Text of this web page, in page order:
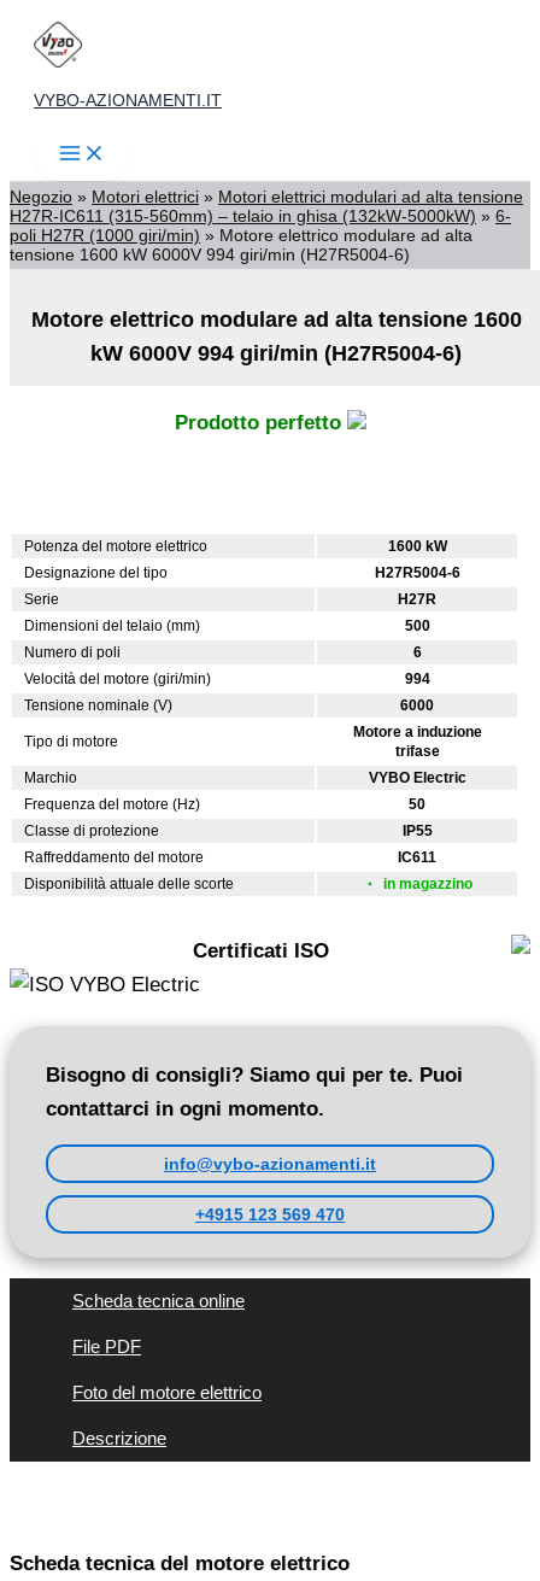
contenuto
VYBO-AZIONAMENTI.IT
Negozio » Motori elettrici » Motori elettrici modulari ad alta tensione
H27R-IC611 (315-560mm) – telaio in ghisa (132kW-5000kW) » 6-
poli H27R (1000 giri/min) » Motore elettrico modulare ad alta
tensione 1600 kW 6000V 994 giri/min (H27R5004-6)
Motore elettrico modulare ad alta tensione 1600
kW 6000V 994 giri/min (H27R5004-6)
Prodotto perfetto
Potenza del motore elettrico
1600 kW
Designazione del tipo
H27R5004-6
Serie
H27R
Dimensioni del telaio (mm)
500
Numero di poli
6
Velocità del motore (giri/min)
994
Tensione nominale (V)
6000
Tipo di motore
Motore a induzione
trifase
Marchio
VYBO Electric
Frequenza del motore (Hz)
50
Classe di protezione
IP55
Raffreddamento del motore
IC611
Disponibilità attuale delle scorte
in magazzino
Certificati ISO
Bisogno di consigli? Siamo qui per te. Puoi
contattarci in ogni momento.
info@vybo-azionamenti.it
+4915 123 569 470
Scheda tecnica online
File PDF
Foto del motore elettrico
Descrizione
Scheda tecnica del motore elettrico